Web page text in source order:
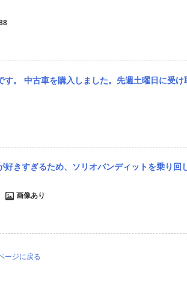
曜日に受け取り、土日月火と適度に動かし、昨日水曜に往復で高速含む100キロほど走行しました。
を乗り回しています。バンディットは１週間ほど前に中古で買ったんですが、ほぼ毎日乗ってます
画像あり
ージに戻る